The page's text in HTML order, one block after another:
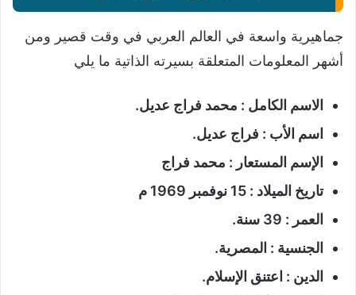
جماهيرية واسعة في العالم العربي في وقت قصير ومن
أشهر المعلومات المتعلقة بسيرته الذاتية ما يلي
الاسم الكامل : محمد فراج عديل.
اسم الأب : فراج عديل.
الإسم المستعار : محمد فراج
تاريخ الميلاد : 15 نوفمبر 1969 م
العمر : 39 سنة.
الجنسية : المصرية.
الدين : اعتنق الإسلام.